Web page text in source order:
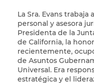
La Sra. Evans
personal y asesora
Presidenta de la
de California, la
recientemente,
de Asuntos
Universal. Era
estratégica y el